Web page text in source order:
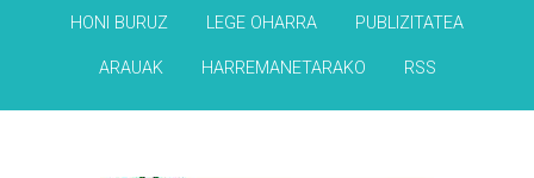
HONI BURUZ LEGE OHARRA PUBLIZITATEA
ARAUAK HARREMANETARAKO RSS